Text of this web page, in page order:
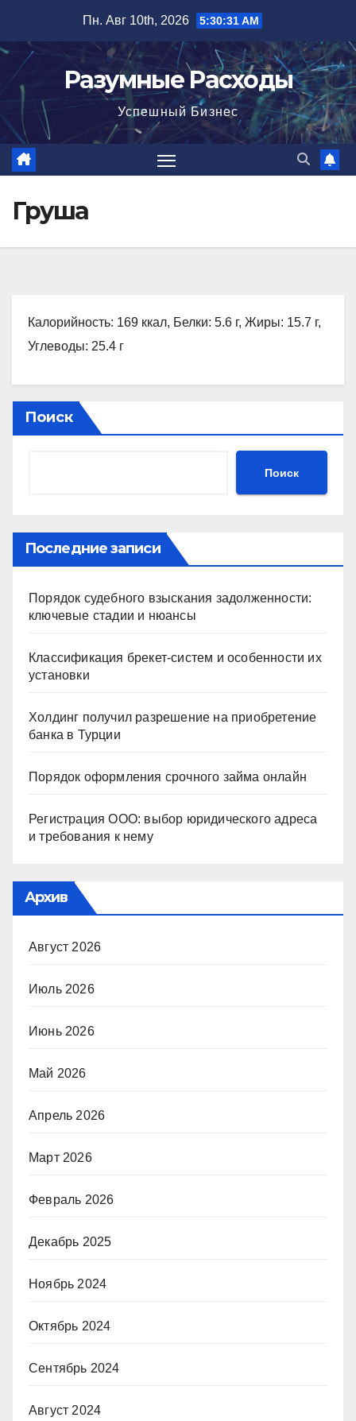
содержимому
Пн. Авг 10th, 2026 5:30:33 AM
Разумные Расходы
Успешный Бизнес
Груша
Калорийность: 169 ккал, Белки: 5.6 г, Жиры: 15.7 г,
Углеводы: 25.4 г
Поиск
Поиск
Последние записи
Порядок судебного взыскания задолженности:
ключевые стадии и нюансы
Классификация брекет-систем и особенности их
установки
Холдинг получил разрешение на приобретение
банка в Турции
Порядок оформления срочного займа онлайн
Регистрация ООО: выбор юридического адреса
и требования к нему
Архив
Август 2026
Июль 2026
Июнь 2026
Май 2026
Апрель 2026
Март 2026
Февраль 2026
Декабрь 2025
Ноябрь 2024
Октябрь 2024
Сентябрь 2024
Август 2024